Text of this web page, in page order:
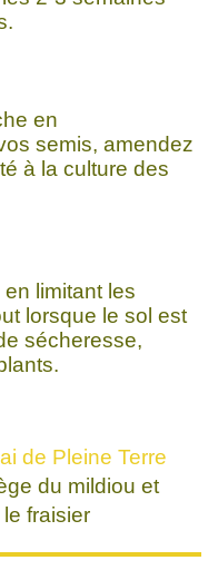
en
semis, amendez
à la culture des
limitant les
lorsque le sol est
sécheresse,
de Pleine Terre
du mildiou et
fraisier